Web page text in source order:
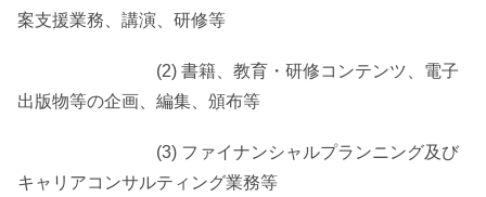
案支援業務、講演、研修等
(2) 書籍、教育・研修コンテンツ、電子
出版物等の企画、編集、頒布等
(3) ファイナンシャルプランニング及び
キャリアコンサルティング業務等